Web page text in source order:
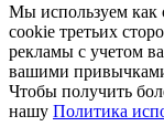
Мы используем как
cookie третьих
рекламы с учетом
вашими
Чтобы получить
нашу Политика